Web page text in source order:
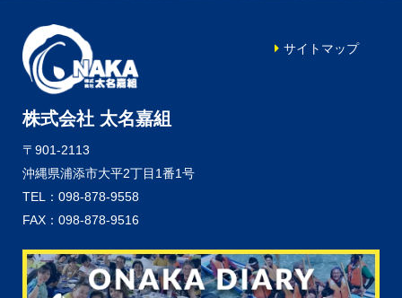
株式会社 太名嘉組
〒901-2113
沖縄県浦添市大平2丁目1番1号
TEL：098-878-9558
FAX：098-878-9516
サイトマップ